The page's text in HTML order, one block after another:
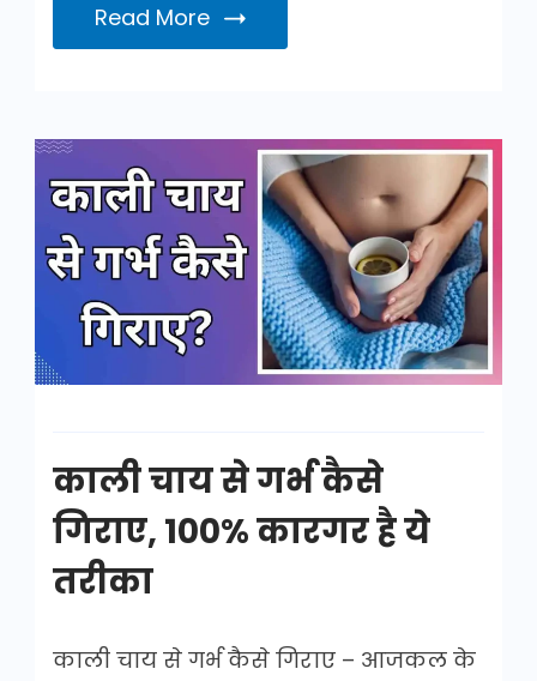
Read More
काली
चाय
गर्भ
गिराए
काली चाय से गर्भ कैसे
गिराए, 100% कारगर है ये
तरीका
काली चाय से गर्भ कैसे गिराए – आजकल के